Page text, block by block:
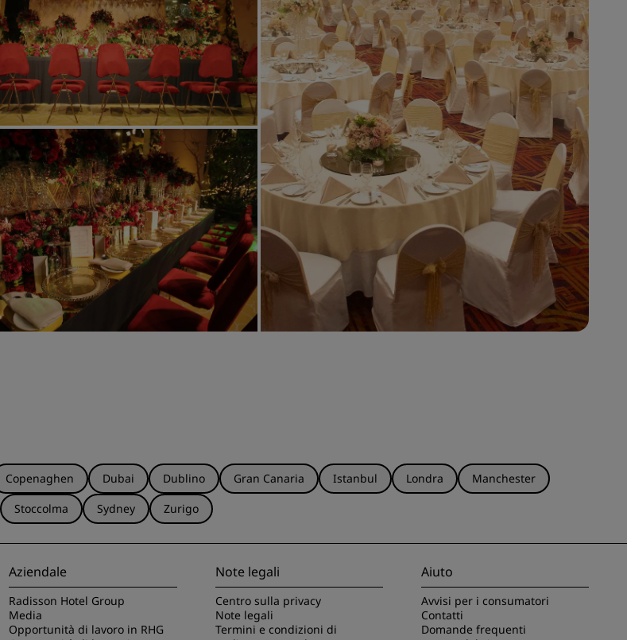
Copenaghen Dubai Dublino Gran Canaria Istanbul Londra
Manchester
Stoccolma Sydney Zurigo
Aziendale
Radisson Hotel Group
Media
Opportunità di lavoro in RHG
Note legali
Centro sulla privacy
Note legali
Termini e condizioni di
Aiuto
Avvisi per i consumatori
Contatti
Domande frequenti